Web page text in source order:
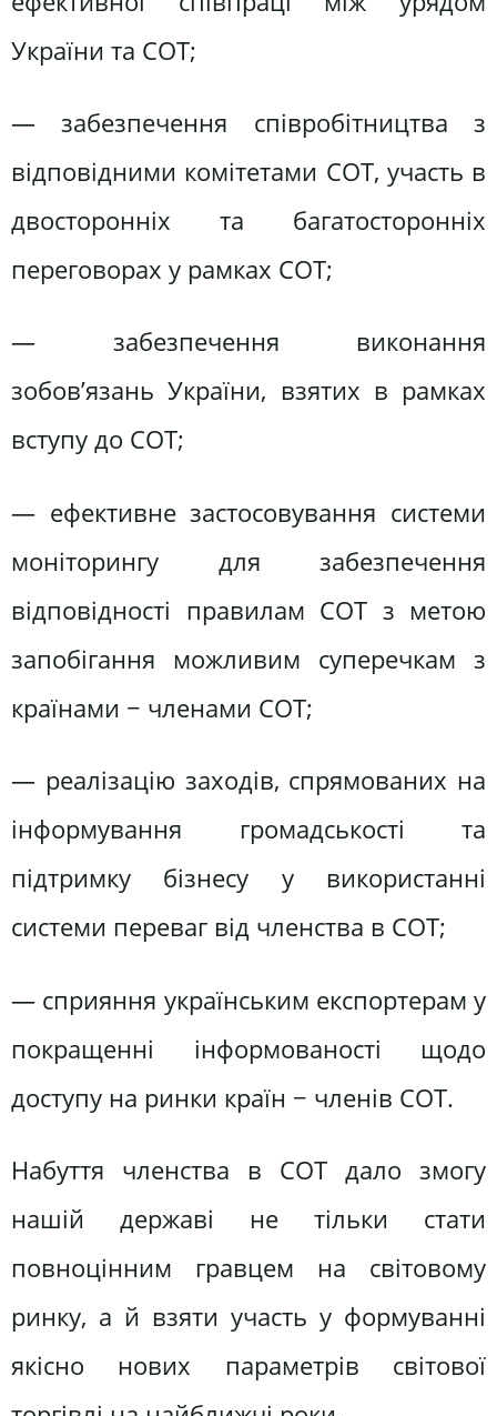
України та СОТ;
— забезпечення співробітництва з
відповідними комітетами СОТ, участь в
двосторонніх та багатосторонніх
переговорах у рамках СОТ;
— забезпечення виконання
зобов’язань України, взятих в рамках
вступу до СОТ;
— ефективне застосовування системи
моніторингу для забезпечення
відповідності правилам СОТ з метою
запобігання можливим суперечкам з
країнами − членами СОТ;
— реалізацію заходів, спрямованих на
інформування громадськості та
підтримку бізнесу у використанні
системи переваг від членства в СОТ;
— сприяння українським експортерам у
покращенні інформованості щодо
доступу на ринки країн − членів СОТ.
Набуття членства в СОТ дало змогу
нашій державі не тільки стати
повноцінним гравцем на світовому
ринку, а й взяти участь у формуванні
якісно нових параметрів світової